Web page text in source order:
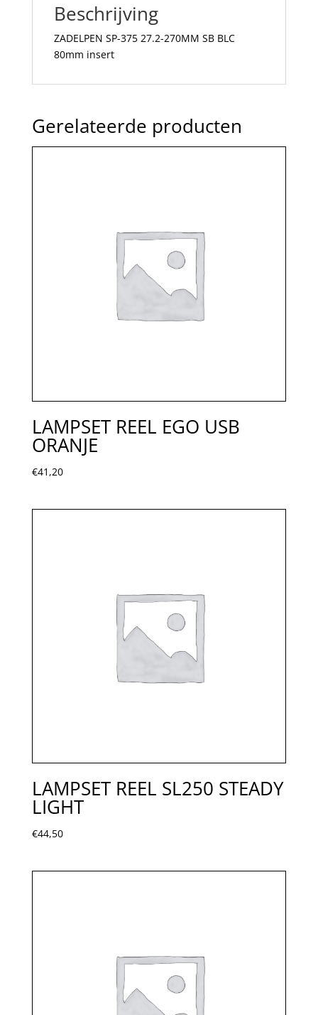
Beschrijving
ZADELPEN SP-375 27.2-270MM SB BLC
80mm insert
Gerelateerde producten
LAMPSET REEL EGO USB
ORANJE
€41,20
LAMPSET REEL SL250 STEADY
LIGHT
€44,50